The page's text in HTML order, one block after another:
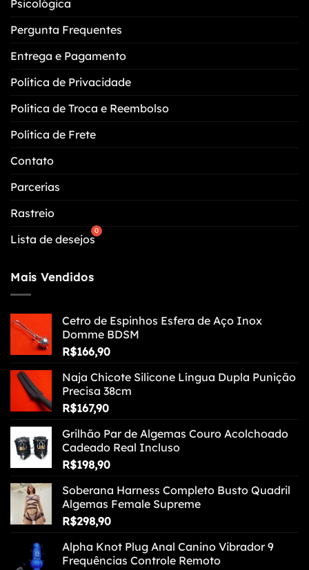
página
produto
Psicológica
Pergunta Frequentes
Entrega e Pagamento
Política de Privacidade
Política de Troca e Reembolso
Política de Frete
Contato
Parcerias
Rastreio
Lista de desejos
Mais Vendidos
Cetro de Espinhos Esfera de Aço Inox
Domme BDSM
R$166,90
Naja Chicote Silicone Língua Dupla Punição
Precisa 38cm
R$167,90
Grilhão Par de Algemas Couro Acolchoado
Cadeado Real Incluso
R$198,90
Soberana Harness Completo Busto Quadril
Algemas Female Supreme
R$298,90
Alpha Knot Plug Anal Canino Vibrador 9
Frequências Controle Remoto